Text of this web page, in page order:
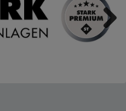
Weiter